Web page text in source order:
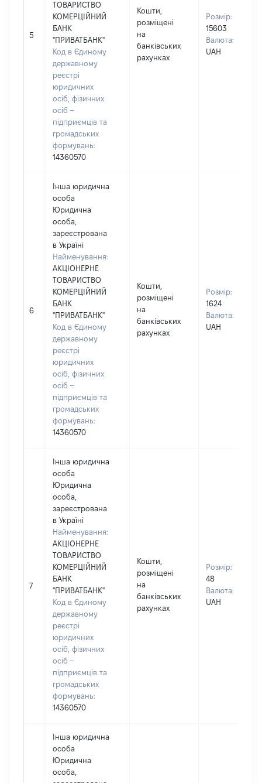
5
ТОВАРИСТВО
КОМЕРЦІЙНИЙ
БАНК
"ПРИВАТБАНК"
Код в Єдиному
державному
реєстрі
юридичних
осіб, фізичних
осіб –
підприємців та
громадських
формувань:
14360570
Кошти,
розміщені
на
банківських
рахунках
Розмір:
15603
Валюта:
UAH
6
Інша юридична
особа
Юридична
особа,
зареєстрована
в Україні
Найменування:
АКЦІОНЕРНЕ
ТОВАРИСТВО
КОМЕРЦІЙНИЙ
БАНК
"ПРИВАТБАНК"
Код в Єдиному
державному
реєстрі
юридичних
осіб, фізичних
осіб –
підприємців та
громадських
формувань:
14360570
Кошти,
розміщені
на
банківських
рахунках
Розмір:
1624
Валюта:
UAH
7
Інша юридична
особа
Юридична
особа,
зареєстрована
в Україні
Найменування:
АКЦІОНЕРНЕ
ТОВАРИСТВО
КОМЕРЦІЙНИЙ
БАНК
"ПРИВАТБАНК"
Код в Єдиному
державному
реєстрі
юридичних
осіб, фізичних
осіб –
підприємців та
громадських
формувань:
14360570
Кошти,
розміщені
на
банківських
рахунках
Розмір:
48
Валюта:
UAH
Інша юридична
особа
Юридична
особа,